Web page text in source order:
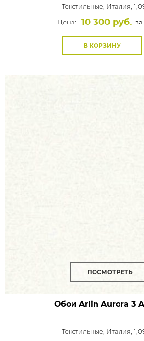
Текстильные, Италия,
Цена:
10 300 руб. за
В КОРЗИНУ
ПОСМОТРЕТЬ
Обои Arlin Aurora 3
Текстильные, Италия,